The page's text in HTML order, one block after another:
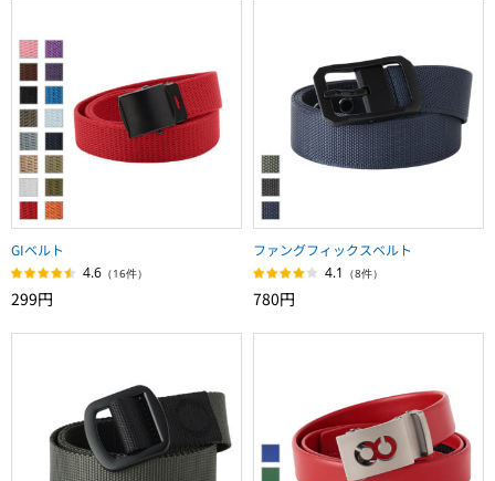
GIベルト
4.6 （16件）
299円
ファングフィックスベルト
4.1 （8件）
780円